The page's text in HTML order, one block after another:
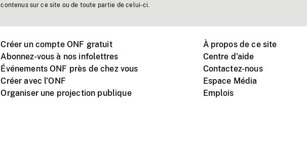
contenus sur ce site ou de toute partie de celui-ci.
Créer un compte ONF gratuit
Abonnez-vous à nos infolettres
Événements ONF près de chez vous
Créer avec l’ONF
Organiser une projection publique
À propos de ce site
Centre d'aide
Contactez-nous
Espace Média
Emplois